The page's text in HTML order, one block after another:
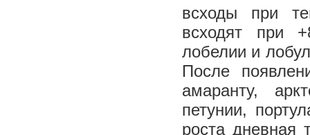
всходы при
всходят при
лобелии и
После
амаранту,
петунии,
роста дневная